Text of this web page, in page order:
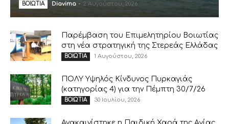
ΒΟΙΩΤΙΑ Diavima - 2 Αυγούστου, 2026
Παρέμβαση του Επιμελητηρίου Βοιωτίας
στη νέα στρατηγική της Στερεάς Ελλάδας
ΒΟΙΩΤΙΑ 1 Αυγούστου, 2026
ΠΟΛΥ Υψηλός Κίνδυνος Πυρκαγιάς
(κατηγορίας 4) για την Πέμπτη 30/7/26
ΒΟΙΩΤΙΑ 30 Ιουλίου, 2026